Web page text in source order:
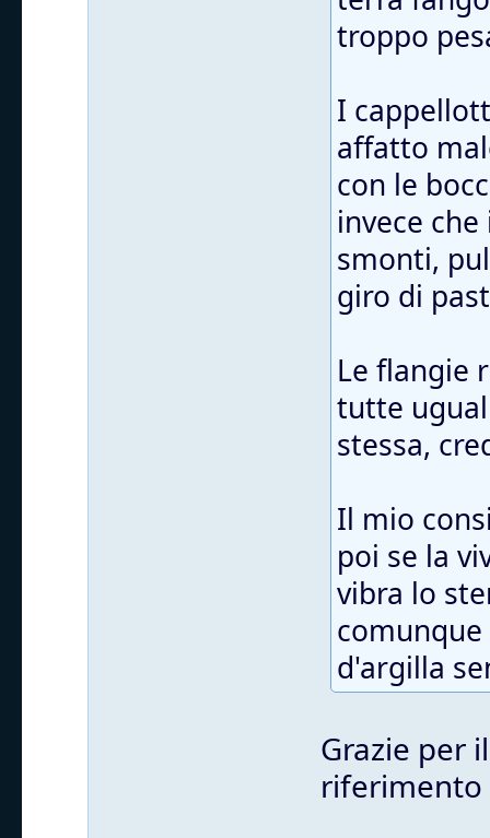
troppo
I
affatto
con le
invece
smonti,
giro di
Le flangie
tutte
stessa,
Il mio
poi se la
vibra lo
d'argilla
Grazie per
riferimento